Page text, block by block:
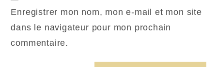
Enregistrer mon nom, mon e-mail et mon site
dans le navigateur pour mon prochain
commentaire.